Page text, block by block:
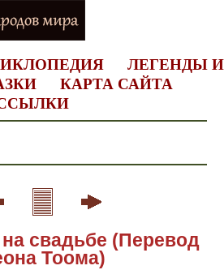
ЛЕГЕНДЫ И
КАРТА САЙТА
свадьбе (Перевод
Тоома)